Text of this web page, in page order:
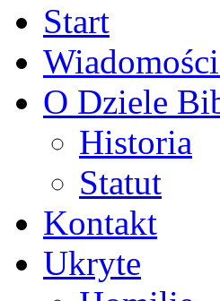
Start
O Dziele
Historia
Statut
Kontakt
Ukryte